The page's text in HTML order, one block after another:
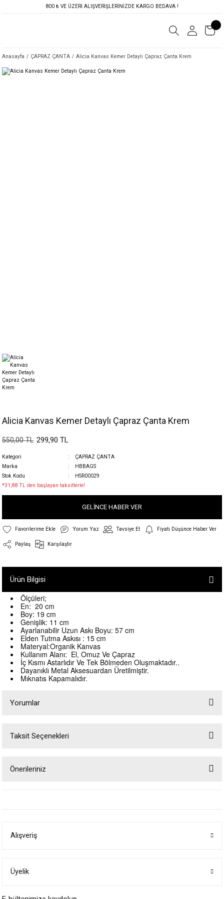
800 ₺ VE ÜZERİ ALIŞVERİŞLERİNİZDE KARGO BEDAVA !
Anasayfa ÇAPRAZ ÇANTA Alicia Kanvas Kemer Detaylı Çapraz Çanta Krem
Alicia Kanvas Kemer Detaylı Çapraz Çanta Krem
550,00 TL 299,90 TL
Kategori
ÇAPRAZ ÇANTA
Marka
HBBAGS
Stok Kodu
HSR00029
*31,88 TL den başlayan taksitlerle!
GELİNCE HABER VER
Yorum Yaz Tavsiye Et Fiyatı Düşünce Haber Ver
Paylaş Karşılaştır
Ürün Bilgisi
Ölçüleri;
En: 20 cm
Boy: 19 cm
Genişlik: 11 cm
Ayarlanabilir Uzun Askı Boyu: 57 cm
Elden Tutma Askısı : 15 cm
Materyal:Organik Kanvas
Kullanım Alanı: El, Omuz Ve Çapraz
İç Kısmı Astarlıdır Ve Tek Bölmeden Oluşmaktadır..
Dayanıklı Metal Aksesuardan Üretilmiştir.
Mıknatıs Kapamalıdır.
Yorumlar
Taksit Seçenekleri
Önerileriniz
Ürün bilgilerinde hatalar bulunuyor.
Alışveriş
Üyelik